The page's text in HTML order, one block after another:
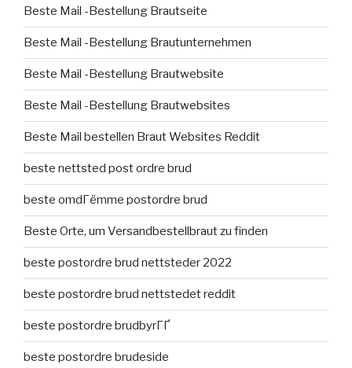
Beste Mail -Bestellung Brautseite
Beste Mail -Bestellung Brautunternehmen
Beste Mail -Bestellung Brautwebsite
Beste Mail -Bestellung Brautwebsites
Beste Mail bestellen Braut Websites Reddit
beste nettsted post ordre brud
beste omdГёmme postordre brud
Beste Orte, um Versandbestellbraut zu finden
beste postordre brud nettsteder 2022
beste postordre brud nettstedet reddit
beste postordre brudbyrГҐ
beste postordre brudeside